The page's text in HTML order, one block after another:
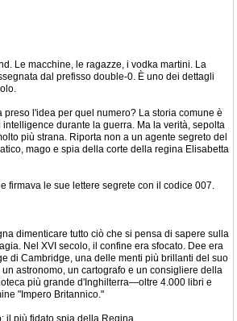
Le macchine, le ragazze, i vodka martini. La
dal prefisso double-0. È uno dei dettagli
preso l'idea per quel numero? La storia comune è
durante la guerra. Ma la verità, sepolta
più strana. Riporta non a un agente segreto del
mago e spia della corte della regina Elisabetta
e firmava le sue lettere segrete con il codice 007.
dimenticare tutto ciò che si pensa di sapere sulla
Nel XVI secolo, il confine era sfocato. Dee era
di Cambridge, una delle menti più brillanti del suo
astronomo, un cartografo e un consigliere della
più grande d'Inghilterra—oltre 4.000 libri e
"Impero Britannico."
il più fidato spia della Regina.